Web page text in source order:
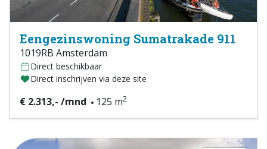
Eengezinswoning Sumatrakade 911
1019RB Amsterdam
Direct beschikbaar
Direct inschrijven via deze site
€ 2.313,- /mnd 125 m2